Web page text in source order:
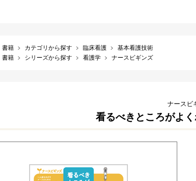
書籍 カテゴリから探す 臨床看護
基本看護技術
書籍 シリーズから探す 看護学 ナースビギンズ
ナースビ
看るべきところがよ